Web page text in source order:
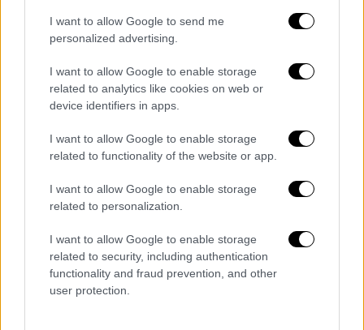
I want to allow Google to send me
personalized advertising.
I want to allow Google to enable storage
related to analytics like cookies on web or
device identifiers in apps.
I want to allow Google to enable storage
related to functionality of the website or app.
I want to allow Google to enable storage
related to personalization.
I want to allow Google to enable storage
related to security, including authentication
functionality and fraud prevention, and other
user protection.
λόγω καταγωγής. «Δεν υπάρχουν πια
γκασταρμπάιτερ (Gastarbeiter)
επίσης πίσω το "ρατσισμό της
καθημερινότητας", αυτόν που δεν είναι
θεσμοθετημένος και σου επιτίθεται σε
ανύποπτο χρόνο. Κρατώ αντίθετα την αξία
της διγλωσσίας και της υβριδικότητας.
έδωσαν πρόσβαση στην τριτοβάθμια
εκπαίδευση και μου άνοιξαν νέους
ορίζοντες, ενώ η οικειοποίηση πολιτισμικών
κωδίκων απόδιαφορετικά πολιτισμικά
περιβάλλονταείναι δύναμη και όχι έλλειμα.
Αυτά τα μηνύματα προσπαθώ να μεταδώσω